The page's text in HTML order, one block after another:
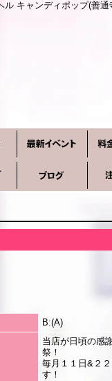
キャンディポップ(善
B:(A)
当店が日頃の感
祭！
毎月１１日&２
す！